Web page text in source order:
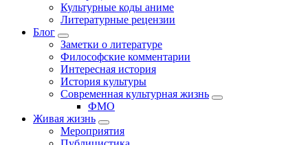
Культурные коды аниме
Литературные рецензии
Блог
Заметки о литературе
Философские комментарии
Интересная история
История культуры
Современная культурная жизнь
ФМО
Живая жизнь
Мероприятия